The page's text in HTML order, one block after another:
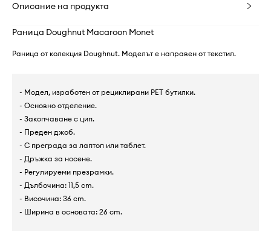
Описание на продукта
Раница Doughnut Macaroon Monet
Раница от колекция Doughnut. Моделът е направен от текстил.
- Модел, изработен от рециклирани PET бутилки.
- Основно отделение.
- Закопчаване с цип.
- Преден джоб.
- С преграда за лаптоп или таблет.
- Дръжка за носене.
- Регулируеми презрамки.
- Дълбочина: 11,5 cm.
- Височина: 36 cm.
- Ширина в основата: 26 cm.